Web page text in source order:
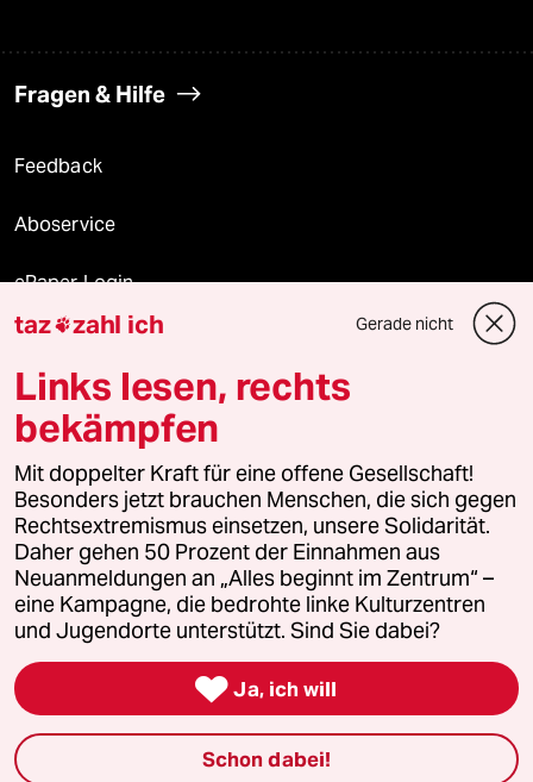
Fragen & Hilfe
Feedback
Aboservice
ePaper Login
Downloads für Abonnierende
© 2026 taz Verlags und Vertriebs GmbH
Alle Rechte vorbehalten. Bei rechtlichen Fragen oder für Genehmigungen
wenden Sie sich bitte an
lizenzen@taz.de
Feedback Redaktionsstatut Kommune-Richtlinien
Leitlinie Informant Datenschutz Impressum AGB
Seitenwende Einwilligungen widerrufen (Ads)
taz zahl ich Gerade nicht
Links lesen, rechts
bekämpfen
Mit doppelter Kraft für eine offene Gesellschaft!
Besonders jetzt brauchen Menschen, die sich gegen
Rechtsextremismus einsetzen, unsere Solidarität.
Daher gehen 50 Prozent der Einnahmen aus
Neuanmeldungen an „Alles beginnt im Zentrum“ –
eine Kampagne, die bedrohte linke Kulturzentren
und Jugendorte unterstützt. Sind Sie dabei?
 Ja, ich will
Schon dabei!